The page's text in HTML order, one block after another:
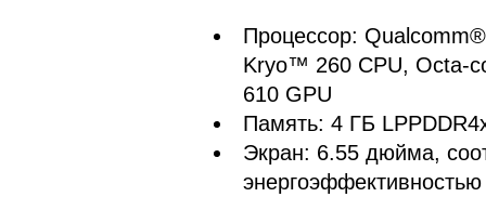
Процессор:
Kryo™ 260 CPU, Octa-
610 GPU
Память: 4 ГБ
Экран: 6.55 дюйма,
энергоэффективностью